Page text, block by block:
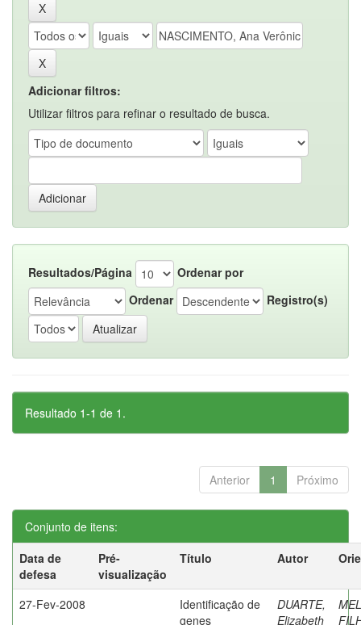
Adicionar filtros:
Utilizar filtros para refinar o resultado de busca.
Resultados/Página
Ordenar por
Ordenar
Registro(s)
Resultado 1-1 de 1.
Anterior 1 Próximo
Conjunto de itens:
Data de
defesa
Pré-
visualização
Título Autor
27-Fev-2008
Identificação de
genes
DUARTE,
Elizabeth